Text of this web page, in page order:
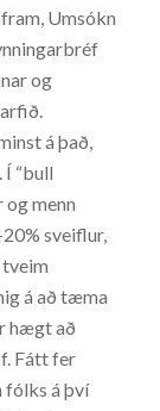
Umsókn
og
á það,
“bull
menn
sveiflur,
á að tæma
hægt að
Fátt fer
fólks á því